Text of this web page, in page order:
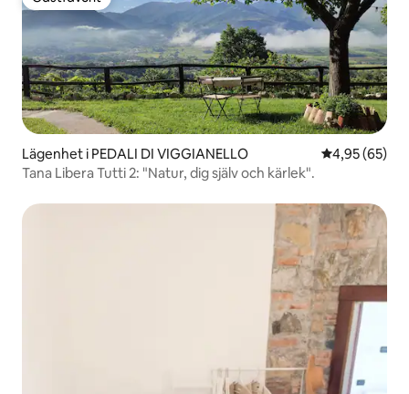
Gästfavorit
Lägenhet i PEDALI DI VIGGIANELLO 4,95 av 5 i
4,95 (65)
Tana Libera Tutti 2: "Natur, dig själv och kärlek".